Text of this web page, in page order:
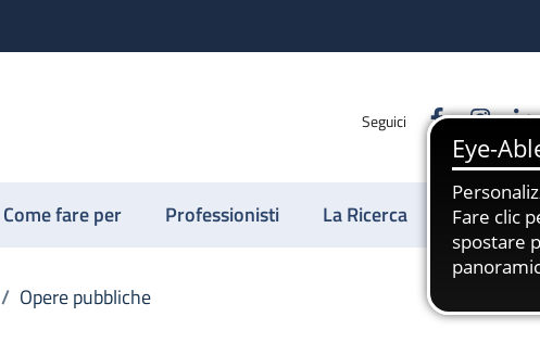
Seguici Facebook
Come fare per Professionisti La Ricerca
/ Opere pubbliche